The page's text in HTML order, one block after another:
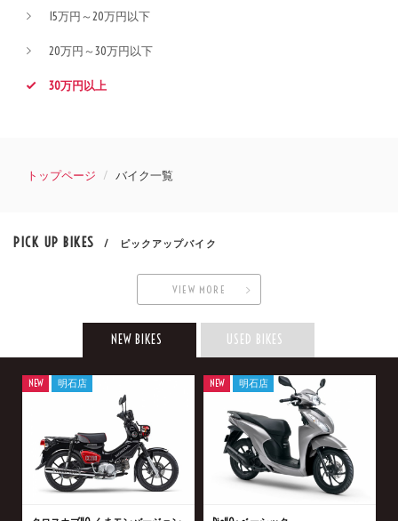
15万円～20万円以下
20万円～30万円以下
30万円以上
トップページ バイク一覧
PICK UP BIKES / ピックアップバイク
VIEW MORE
NEW BIKES USED BIKES
NEW 明石店 NEW 明石店